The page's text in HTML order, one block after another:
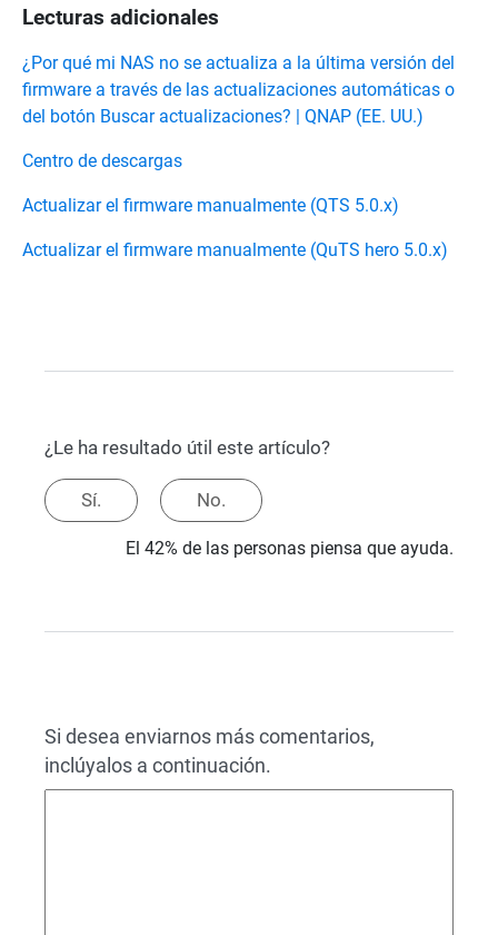
Lecturas adicionales
¿Por qué mi NAS no se actualiza a la última versión del
firmware a través de las actualizaciones automáticas o
del botón Buscar actualizaciones? | QNAP (EE. UU.)
Centro de descargas
Actualizar el firmware manualmente (QTS 5.0.x)
Actualizar el firmware manualmente (QuTS hero 5.0.x)
¿Le ha resultado útil este artículo?
Sí. No.
El 42% de las personas piensa que ayuda.
Si desea enviarnos más comentarios,
inclúyalos a continuación.